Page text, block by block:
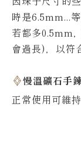
時是6.5mm...
若都多0.5mm
會過長)，以符
慢溫礦石手
正常使用可維